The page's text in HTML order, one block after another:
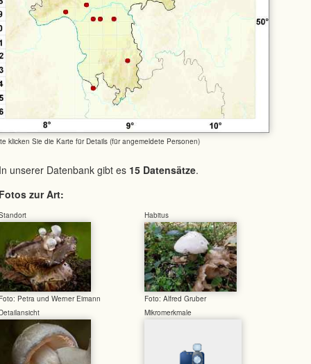
klicken Sie die Karte für Details (für angemeldete Personen)
unserer Datenbank gibt es 15 Datensätze.
zur Art:
Petra und Werner Eimann
Habitus
Foto: Alfred Gruber
Mikromerkmale